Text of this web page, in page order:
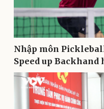
Pháp luật
Vụ án
Tin nóng
Tư vấn luật
Nhập môn
Speed up Backhand